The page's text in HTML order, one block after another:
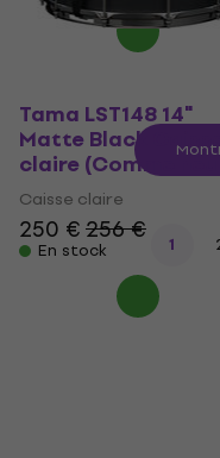
Tama LST148 14"
Matte Black
claire (Comme
Caisse claire
250 €256 €
En stock 1